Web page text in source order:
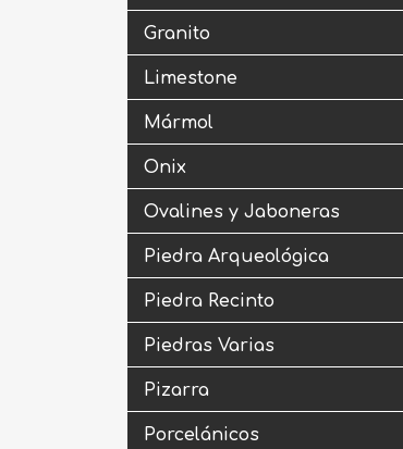
Granito
Limestone
Mármol
Onix
Ovalines y Jaboneras
Piedra Arqueológica
Piedra Recinto
Piedras Varias
Pizarra
Porcelánicos